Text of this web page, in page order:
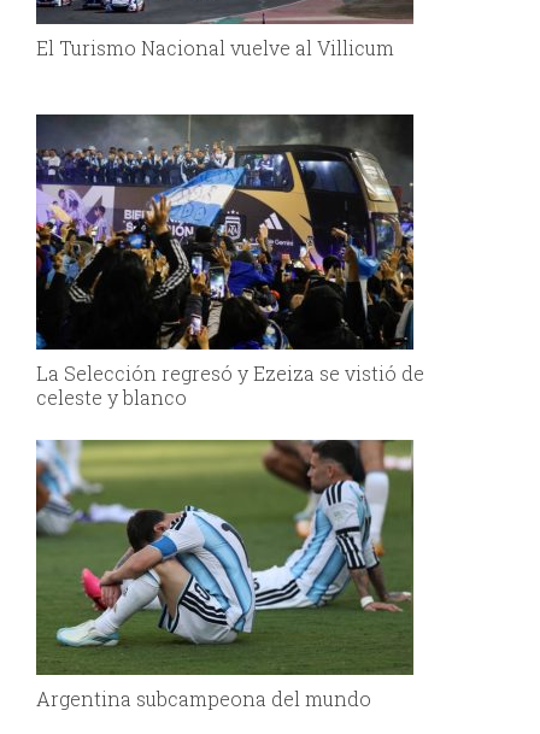
El Turismo Nacional vuelve al Villicum
La Selección regresó y Ezeiza se vistió de
celeste y blanco
Argentina subcampeona del mundo